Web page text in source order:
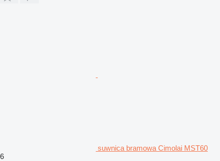
suwnica bramowa Cimolai MST60
6